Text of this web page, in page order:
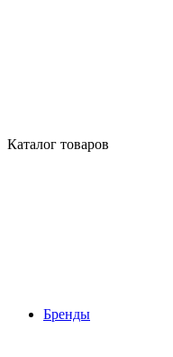
Каталог товаров
Бренды